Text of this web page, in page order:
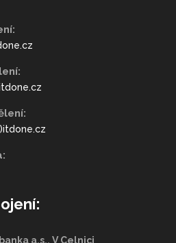
a.s., V Celnici